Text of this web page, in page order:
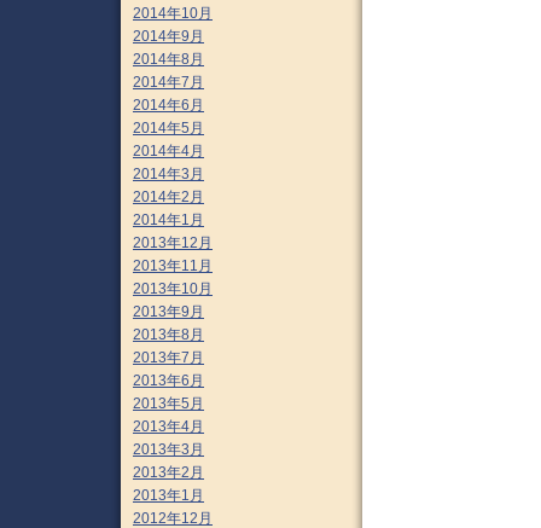
2014年10月
2014年9月
2014年8月
2014年7月
2014年6月
2014年5月
2014年4月
2014年3月
2014年2月
2014年1月
2013年12月
2013年11月
2013年10月
2013年9月
2013年8月
2013年7月
2013年6月
2013年5月
2013年4月
2013年3月
2013年2月
2013年1月
2012年12月